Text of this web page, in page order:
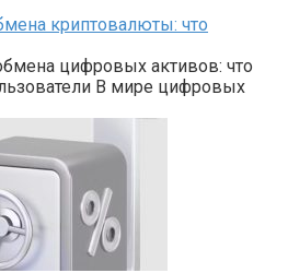
криптовалюты: что
цифровых активов: что
В мире цифровых